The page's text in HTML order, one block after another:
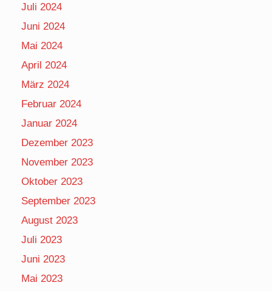
Juli 2024
Juni 2024
Mai 2024
April 2024
März 2024
Februar 2024
Januar 2024
Dezember 2023
November 2023
Oktober 2023
September 2023
August 2023
Juli 2023
Juni 2023
Mai 2023